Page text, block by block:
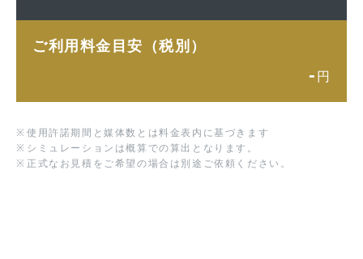
ご利用料金目安（税別）
- 円
※ 使用許諾期間と媒体数とは料金表内に基づきます
※ シミュレーションは概算での算出となります。
※ 正式なお見積をご希望の場合は別途ご依頼ください。